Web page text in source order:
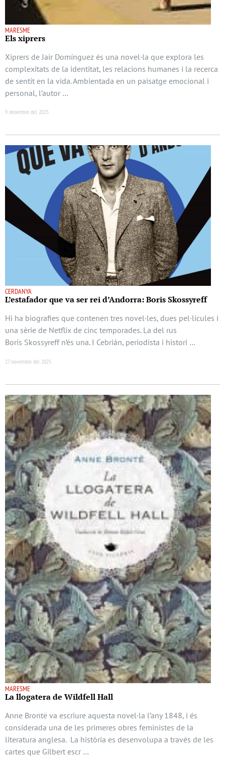
MARESME
Els xiprers
Xiprers de Jair Domínguez és una novel·la que explora les
complexitats de la identitat, les relacions humanes i la recerca
de sentit en la vida. Ambientada en un paisatge emocional i
personal, l’autor …
9 desembre del 2025
CERDANYA
L’estafador que va ser rei d’Andorra: Boris Skossyreff
Hi ha biografies que contenen tres novel·les, dues pel·lícules i
una sèrie de Netflix de cinc temporades. La del rus
Boris Skossyreff n’és una. I Cebrián, periodista i histori …
27 novembre del 2025
MARESME
La llogatera de Wildfell Hall
Anne Brontë va escriure aquesta novel·la l’any 1848, i és
considerada una de les primeres obres feministes de la
literatura anglesa. La història es desenvolupa a través de les
cartes que Gilbert escr …